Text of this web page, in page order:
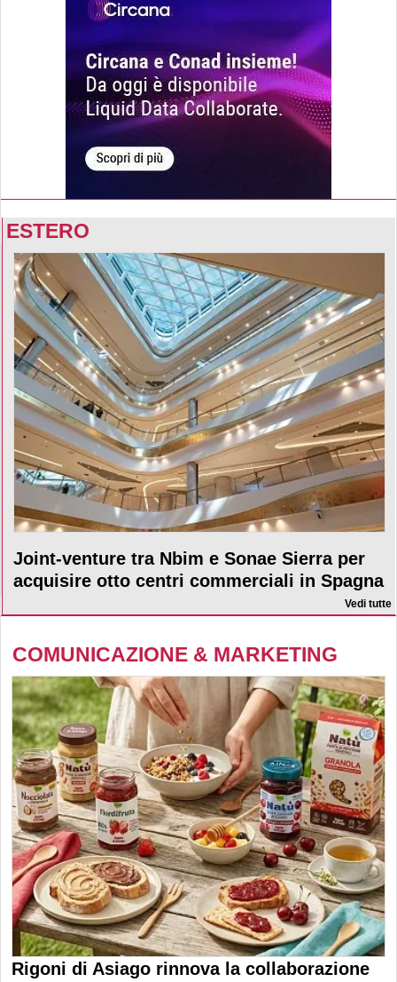
ESTERO
Joint-venture tra Nbim e Sonae Sierra per
acquisire otto centri commerciali in Spagna
Vedi tutte
COMUNICAZIONE & MARKETING
Rigoni di Asiago rinnova la collaborazione